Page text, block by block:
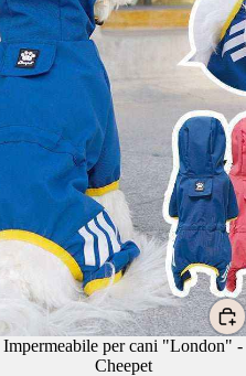
Impermeabile per cani "London" -
Cheepet